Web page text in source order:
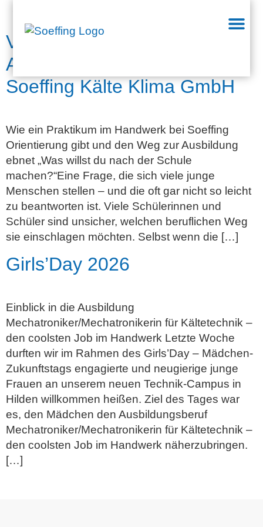
Schlagwort:
Vom Praktikum zur
Ausbildung – Einblicke bei
Soeffing Kälte Klima GmbH
Wie ein Praktikum im Handwerk bei Soeffing
Orientierung gibt und den Weg zur Ausbildung
ebnet „Was willst du nach der Schule
machen?“Eine Frage, die sich viele junge
Menschen stellen – und die oft gar nicht so leicht
zu beantworten ist. Viele Schülerinnen und
Schüler sind unsicher, welchen beruflichen Weg
sie einschlagen möchten. Selbst wenn die […]
Girls’Day 2026
Einblick in die Ausbildung
Mechatroniker/Mechatronikerin für Kältetechnik –
den coolsten Job im Handwerk Letzte Woche
durften wir im Rahmen des Girls’Day – Mädchen-
Zukunftstags engagierte und neugierige junge
Frauen an unserem neuen Technik-Campus in
Hilden willkommen heißen. Ziel des Tages war
es, den Mädchen den Ausbildungsberuf
Mechatroniker/Mechatronikerin für Kältetechnik –
den coolsten Job im Handwerk näherzubringen.
[…]